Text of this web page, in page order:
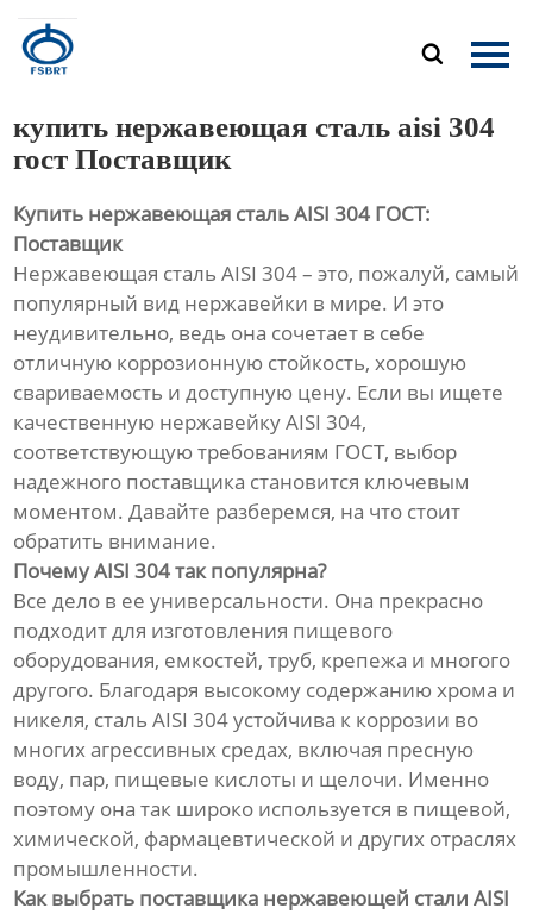

Главная
О Нас
Новости
Контакты
купить нержавеющая сталь aisi 304
гост Поставщик
Купить нержавеющая сталь AISI 304 ГОСТ:
Поставщик
Нержавеющая сталь AISI 304 – это, пожалуй, самый
популярный вид нержавейки в мире. И это
неудивительно, ведь она сочетает в себе
отличную коррозионную стойкость, хорошую
свариваемость и доступную цену. Если вы ищете
качественную нержавейку AISI 304,
соответствующую требованиям ГОСТ, выбор
надежного поставщика становится ключевым
моментом. Давайте разберемся, на что стоит
обратить внимание.
Почему AISI 304 так популярна?
Все дело в ее универсальности. Она прекрасно
подходит для изготовления пищевого
оборудования, емкостей, труб, крепежа и многого
другого. Благодаря высокому содержанию хрома и
никеля, сталь AISI 304 устойчива к коррозии во
многих агрессивных средах, включая пресную
воду, пар, пищевые кислоты и щелочи. Именно
поэтому она так широко используется в пищевой,
химической, фармацевтической и других отраслях
промышленности.
Как выбрать поставщика нержавеющей стали AISI